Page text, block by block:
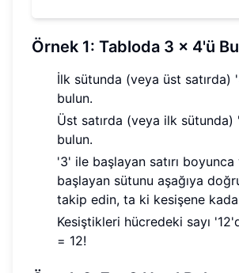
Örnek 1: Tabloda 3 x 4'ü
İlk sütunda (veya üst satırda)
bulun.
Üst satırda (veya ilk sütunda)
bulun.
'3' ile başlayan satırı
başlayan sütunu aşağıya
takip edin, ta ki kesişene
Kesiştikleri hücredeki sayı
= 12!